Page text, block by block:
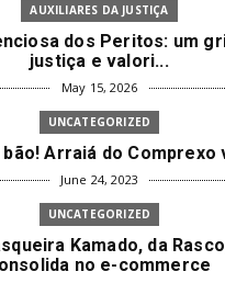
AUXILIARES DA JUSTIÇA
dos Peritos: um
justiça e valori...
May 15, 2026
UNCATEGORIZED
Arraiá do Comprexo
June 24, 2023
UNCATEGORIZED
Kamado, da
no e-commerce